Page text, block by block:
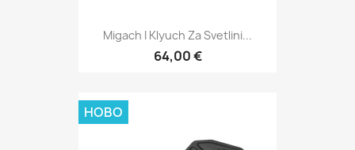
Migach I Klyuch Za Svetlini...
64,00 €
НОВО